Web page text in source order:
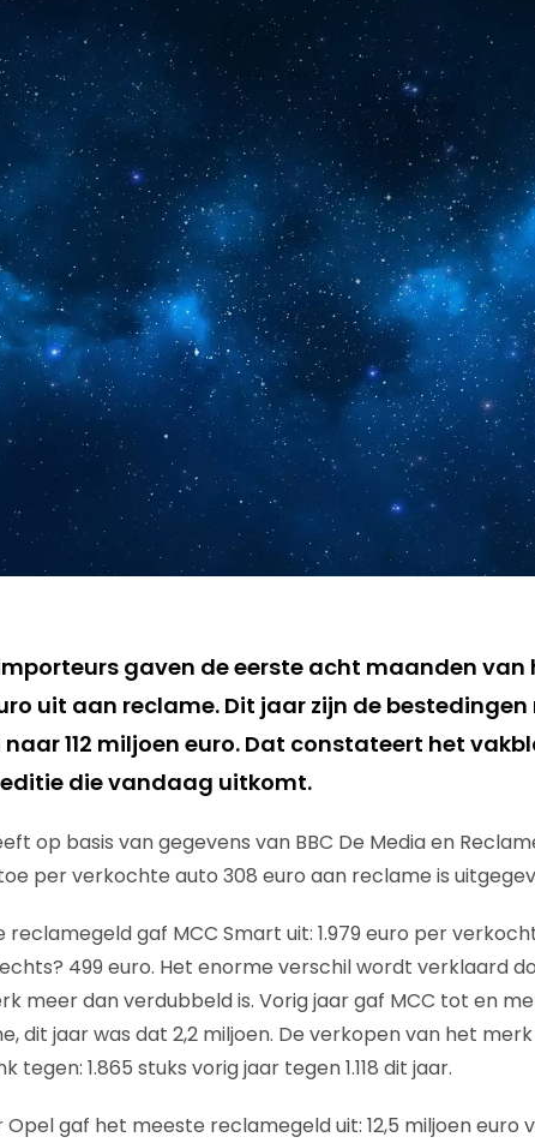
gaven de eerste acht maanden van
uit aan reclame. Dit jaar zijn de
112 miljoen euro. Dat constateert het
die vandaag uitkomt.
op basis van gegevens van BBC De Media en
per verkochte auto 308 euro aan reclame is
reclamegeld gaf MCC Smart uit: 1.979 euro per
499 euro. Het enorme verschil wordt verklaard
meer dan verdubbeld is. Vorig jaar gaf MCC tot en
dit jaar was dat 2,2 miljoen. De verkopen van het
tegen: 1.865 stuks vorig jaar tegen 1.118 dit jaar.
gaf het meeste reclamegeld uit: 12,5 miljoen euro